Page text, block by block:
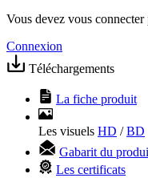
Vous devez vous
Connexion
Téléchargements
La fiche produit
Les visuels HD / BD
Gabarit du
Les certificats